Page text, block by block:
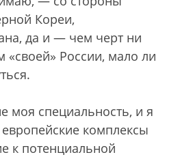
Кореи,
да и — чем черт ни
России, мало ли
специальность, и я
комплексы
к потенциальной